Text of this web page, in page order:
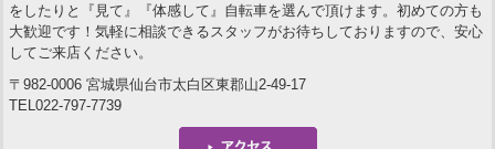
をしたりと『見て』『体感して』自転車を選んで頂けます。初めての方も
大歓迎です！気軽に相談できるスタッフがお待ちしておりますので、安心
してご来店ください。
〒982-0006 宮城県仙台市太白区東郡山2-49-17
TEL022-797-7739